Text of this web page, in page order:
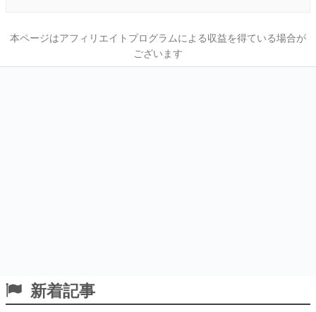
本ページはアフィリエイトプログラムによる収益を得ている場合が
ございます
新着記事